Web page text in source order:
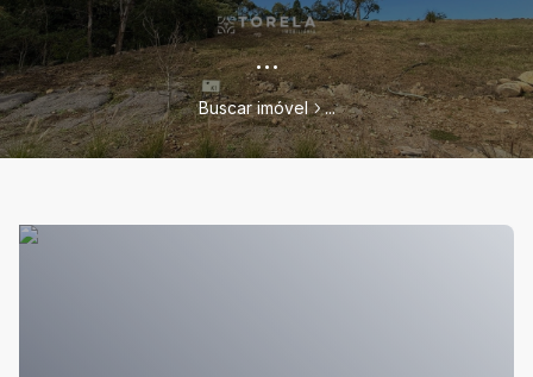
...
Buscar imóvel ...